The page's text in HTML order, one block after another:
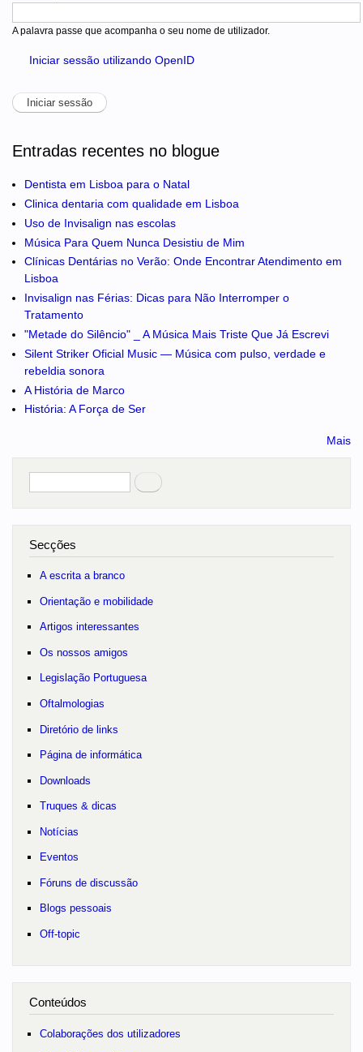
A palavra passe que acompanha o seu nome de utilizador.
Iniciar sessão utilizando OpenID
Entradas recentes no blogue
Dentista em Lisboa para o Natal
Clinica dentaria com qualidade em Lisboa
Uso de Invisalign nas escolas
Música Para Quem Nunca Desistiu de Mim
Clínicas Dentárias no Verão: Onde Encontrar Atendimento em
Lisboa
Invisalign nas Férias: Dicas para Não Interromper o
Tratamento
"Metade do Silêncio" _ A Música Mais Triste Que Já Escrevi
Silent Striker Oficial Music — Música com pulso, verdade e
rebeldia sonora
A História de Marco
História: A Força de Ser
Mais
Pesquisar
Secções
A escrita a branco
Orientação e mobilidade
Artigos interessantes
Os nossos amigos
Legislação Portuguesa
Oftalmologias
Diretório de links
Página de informática
Downloads
Truques & dicas
Notícias
Eventos
Fóruns de discussão
Blogs pessoais
Off-topic
Conteúdos
Colaborações dos utilizadores